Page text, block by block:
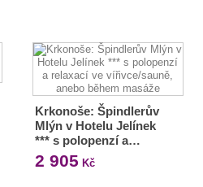
Krkonoše: Špindlerův
Mlýn v Hotelu Jelínek
*** s polopenzí a…
2 905 Kč